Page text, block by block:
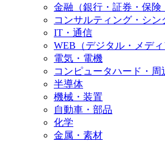
金融（銀行・証券・保険
コンサルティング・シ
IT・通信
WEB（デジタル・メディ
電気・電機
コンピュータハード・周
半導体
機械・装置
自動車・部品
化学
金属・素材